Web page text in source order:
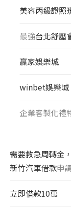
美容丙級證照
最強台北舒壓
贏家娛樂城
winbet娛樂城
企業客製化禮
需要救急周轉金
新竹汽車借款申
立即借款10萬